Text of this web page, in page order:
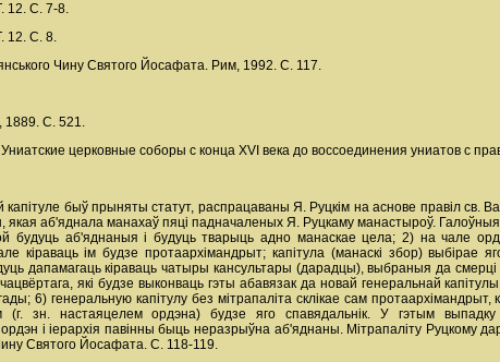
12. С. 7-8.
12. С. 8.
Чину Святого Йосафата. Рим, 1992. С. 117.
1889. С. 521.
церковные соборы с конца XVI века до воссоединения униатов с
капітуле быў прыняты статут, распрацаваны Я. Руцкім на аснове правіл св.
якая аб'яднала манахаў пяці падначаленых Я. Руцкаму манастыроў.
будуць аб'яднаныя і будуць тварыць адно манаскае цела; 2) на чале
кіраваць ім будзе протаархімандрыт; капітула (манаскі збор)
дапамагаць кіраваць чатыры кансультары (дарадцы), выбраныя да смерці
які будзе выконваць гэты абавязак да новай генеральнай
6) генеральную капітулу без мітрапаліта склікае сам
(г. зн. настаяцелем ордэна) будзе яго спавядальнік. У гэтым
і іерархія павінны быць неразрыўна аб'яднаны. Мітрапаліту Руцкому
Чину Святого Йосафата. С. 118-119.